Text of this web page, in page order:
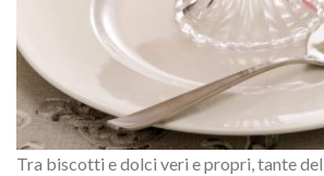
Tra biscotti e dolci veri e propri, tante